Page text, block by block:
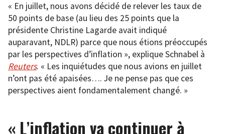
« En juillet, nous avons décidé de relever les taux de
50 points de base (au lieu des 25 points que la
présidente Christine Lagarde avait indiqué
auparavant, NDLR) parce que nous étions préoccupés
par les perspectives d’inflation », explique Schnabel à
Reuters. « Les inquiétudes que nous avions en juillet
n’ont pas été apaisées…. Je ne pense pas que ces
perspectives aient fondamentalement changé. »
« L’inflation va continuer à